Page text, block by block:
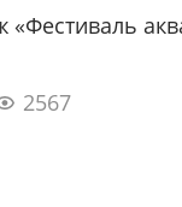
«Фестиваль
2567